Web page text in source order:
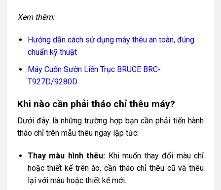
Xem thêm:
Hướng dẫn cách sử dụng máy thêu an toàn, đúng
chuẩn kỹ thuật
Máy Cuốn Sườn Liền Trục BRUCE BRC-
T927D/9280D
Khi nào cần phải tháo chỉ thêu máy?
Dưới đây là những trường hợp bạn cần phải tiến hành
tháo chỉ trên mẫu thêu ngay lập tức:
Thay màu hình thêu: Khi muốn thay đổi màu chỉ
hoặc thiết kế trên áo, cần tháo chỉ thêu cũ và thêu
lại với màu hoặc thiết kế mới.